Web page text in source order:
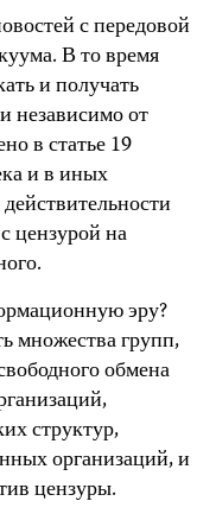
с передовой
В то время
и получать
от
в статье 19
и в иных
цензурой на
эру?
множества групп,
обмена
структур,
организаций, и
цензуры.